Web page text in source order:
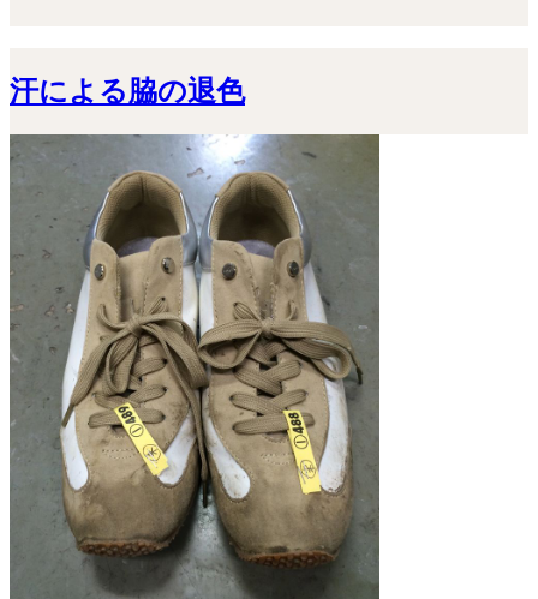
汗による脇の退色